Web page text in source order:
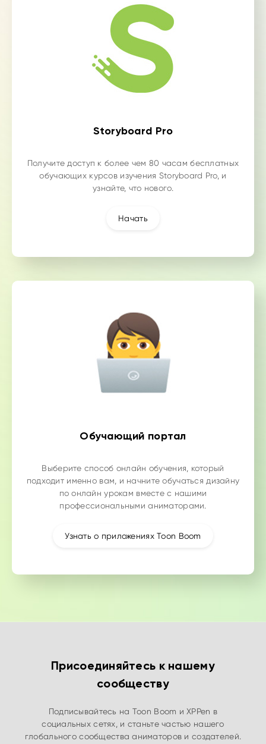
Storyboard Pro
Получите доступ к более чем 80 часам бесплатных
обучающих курсов изучения Storyboard Pro, и
узнайте, что нового.
Начать
Обучающий портал
Выберите способ онлайн обучения, который
подходит именно вам, и начните обучаться дизайну
по онлайн урокам вместе с нашими
профессиональными аниматорами.
Узнать о приложениях Toon Boom
Присоединяйтесь к нашему
сообществу
Подписывайтесь на Toon Boom и XPPen в
социальных сетях, и станьте частью нашего
глобального сообщества аниматоров и создателей.